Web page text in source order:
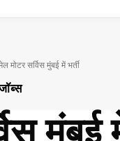
मोटर सर्विस मुंबई में भर्ती
मुंबई